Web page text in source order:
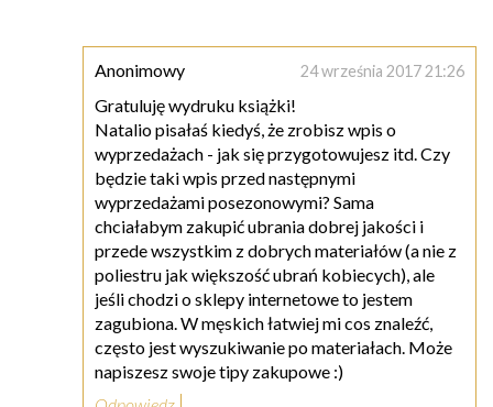
Anonimowy 24 września 2017 21:26
Gratuluję wydruku książki!
Natalio pisałaś kiedyś, że zrobisz wpis o
wyprzedażach - jak się przygotowujesz itd. Czy
będzie taki wpis przed następnymi
wyprzedażami posezonowymi? Sama
chciałabym zakupić ubrania dobrej jakości i
przede wszystkim z dobrych materiałów (a nie z
poliestru jak większość ubrań kobiecych), ale
jeśli chodzi o sklepy internetowe to jestem
zagubiona. W męskich łatwiej mi cos znaleźć,
często jest wyszukiwanie po materiałach. Może
napiszesz swoje tipy zakupowe :)